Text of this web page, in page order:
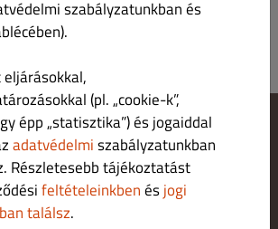
szabályzatunkban és
(pl. „cookie-k”,
épp „statisztika”) és jogaiddal
adatvédelmiszabályzatunkban
Részletesebb tájékoztatást
feltételeinkbenésjogi
találsz.